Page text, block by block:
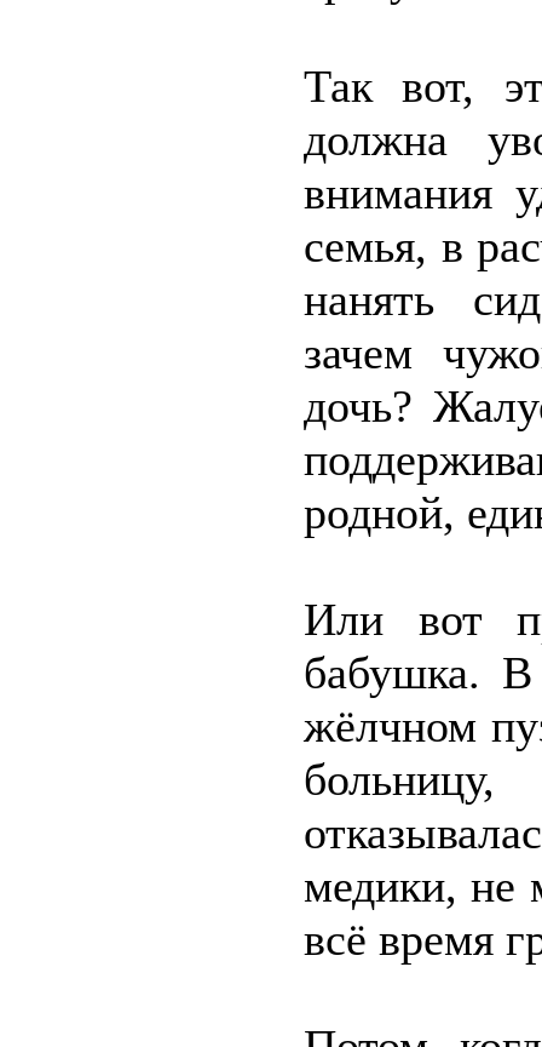
Так вот,
должна
внимания
семья, в
нанять
зачем
дочь?
родной,
Или вот
бабушка.
жёлчном
медики, не
всё время